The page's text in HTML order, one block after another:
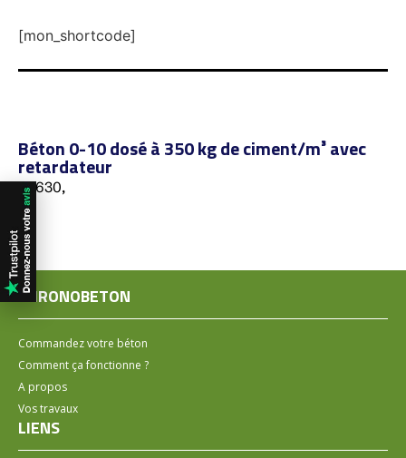
[mon_shortcode]
Béton 0-10 dosé à 350 kg de ciment/m³ avec
retardateur
56630,
CHRONOBETON
Commandez votre béton
Comment ça fonctionne ?
A propos
Vos travaux
LIENS